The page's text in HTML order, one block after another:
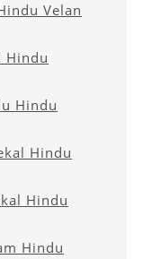
Velan
Hindu
Hindu
Hindu
Hindu
Hindu